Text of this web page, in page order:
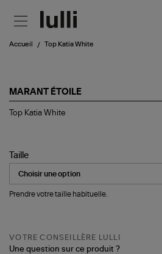
Accueil Top Katia White
MARANT ÉTOILE
Top
Top Katia White
Taille
Prendre votre taille habituelle.
VOTRE CONSEILLÈRE LULLI
Une question sur ce produit ?